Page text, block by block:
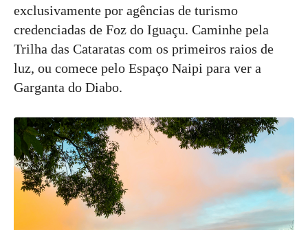
exclusivamente por agências de turismo
credenciadas de Foz do Iguaçu. Caminhe pela
Trilha das Cataratas com os primeiros raios de
luz, ou comece pelo Espaço Naipi para ver a
Garganta do Diabo.